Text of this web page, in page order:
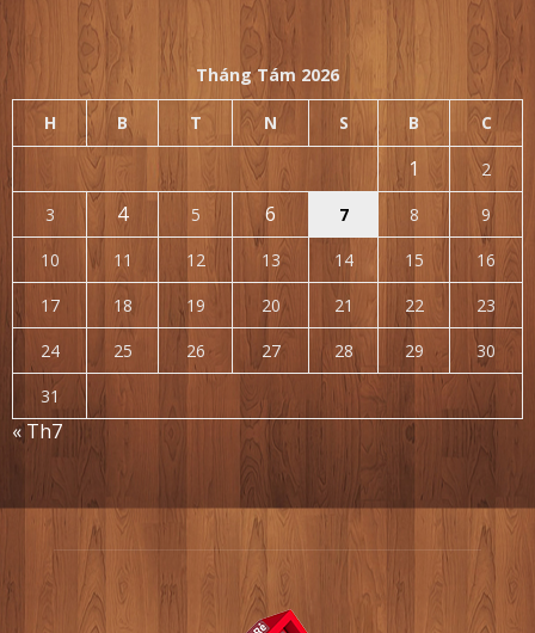
Tháng Tám 2026
H B T N S B C
1
2
3
4 5 6 7 8
9
10
11 12 13 14 15
16
17
18 19 20 21 22
23
24
25 26 27 28 29
30
31
« Th7